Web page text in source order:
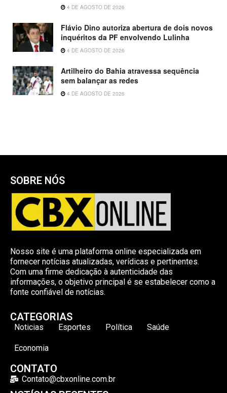
4 DE AGOSTO DE 2026
Flávio Dino autoriza abertura de dois novos
inquéritos da PF envolvendo Lulinha
4 DE AGOSTO DE 2026
Artilheiro do Bahia atravessa sequência
sem balançar as redes
4 DE AGOSTO DE 2026
SOBRE NÓS
Nosso site é uma plataforma online especializada em
fornecer notícias atualizadas, verídicas e pertinentes.
Com uma firme dedicação à autenticidade das
informações, o objetivo principal é se estabelecer como a
fonte confiável de notícias.
CATEGORIAS
Noticias Esportes Política Saúde
Economia
CONTATO
Contato@cbxonline.com.br